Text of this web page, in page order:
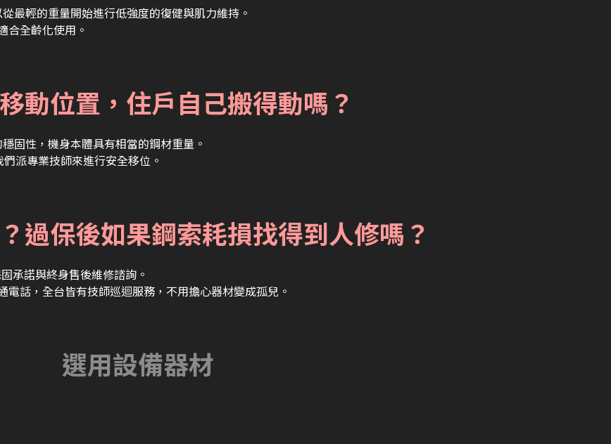
最輕的重量開始進行低強度的復健與肌力維持。
合全齡化使用。
動位置，住戶自己搬得動嗎？
固性，機身本體具有相當的鋼材重量。
派專業技師來進行安全移位。
過保後如果鋼索耗損找得到人修嗎？
承諾與終身售後維修諮詢。
話，全台皆有技師巡迴服務，不用擔心器材變成孤兒。
選用設備器材